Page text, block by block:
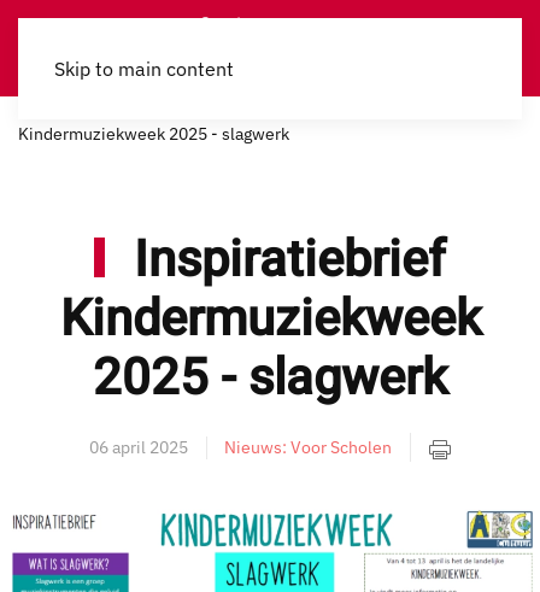
Skip to main content
Kindermuziekweek 2025 - slagwerk
Inspiratiebrief
Kindermuziekweek
2025 - slagwerk
06 april 2025 Nieuws: Voor Scholen